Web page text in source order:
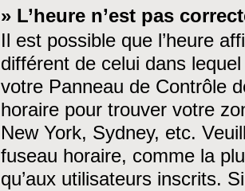
» L’heure n’est pas
Il est possible que l’heure
différent de celui dans
votre Panneau de Contrôle
horaire pour trouver votre
New York, Sydney, etc.
fuseau horaire, comme la
qu’aux utilisateurs inscrits.